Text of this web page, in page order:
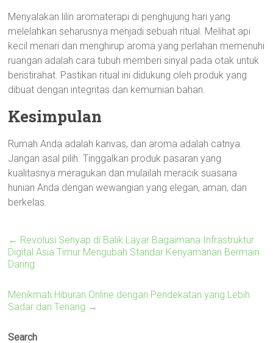
Menyalakan lilin aromaterapi di penghujung hari yang
melelahkan seharusnya menjadi sebuah ritual. Melihat api
kecil menari dan menghirup aroma yang perlahan memenuhi
ruangan adalah cara tubuh memberi sinyal pada otak untuk
beristirahat. Pastikan ritual ini didukung oleh produk yang
dibuat dengan integritas dan kemurnian bahan.
Kesimpulan
Rumah Anda adalah kanvas, dan aroma adalah catnya.
Jangan asal pilih. Tinggalkan produk pasaran yang
kualitasnya meragukan dan mulailah meracik suasana
hunian Anda dengan wewangian yang elegan, aman, dan
berkelas.
← Revolusi Senyap di Balik Layar Bagaimana Infrastruktur
Digital Asia Timur Mengubah Standar Kenyamanan Bermain
Daring
Menikmati Hiburan Online dengan Pendekatan yang Lebih
Sadar dan Tenang →
Search